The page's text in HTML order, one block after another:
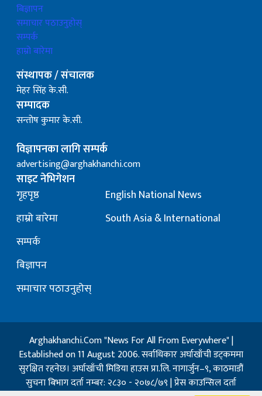
बिज्ञापन
समाचार पठाउनुहोस्
सम्पर्क
हाम्रो बारेमा
संस्थापक / संचालक
मेहर सिंह के.सी.
सम्पादक
सन्तोष कुमार के.सी.
विज्ञापनका लागि सम्पर्क
advertising@arghakhanchi.com
साइट नेभिगेशन
गृहपृष्ठ
हाम्रो बारेमा
सम्पर्क
बिज्ञापन
समाचार पठाउनुहोस्
English National News
South Asia & International
Arghakhanchi.Com "News For All From Everywhere" |
Established on 11 August 2006. सर्वाधिकार अर्घाखाँची डट्कममा
सुरक्षित रहनेछ। अर्घाखाँची मिडिया हाउस प्रा.लि. नागार्जुन–९, काठमाडौं
सुचना बिभाग दर्ता नम्बर: २८३० - २०७८/७९ | प्रेस काउन्सिल दर्ता